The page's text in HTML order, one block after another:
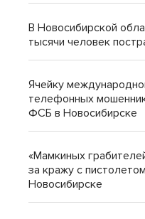
В Новосибирской
тысячи человек
Ячейку
телефонных
ФСБ в Новосибирске
«Мамкиных
за кражу с
Новосибирске